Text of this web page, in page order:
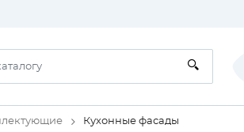
Кухонные фасады